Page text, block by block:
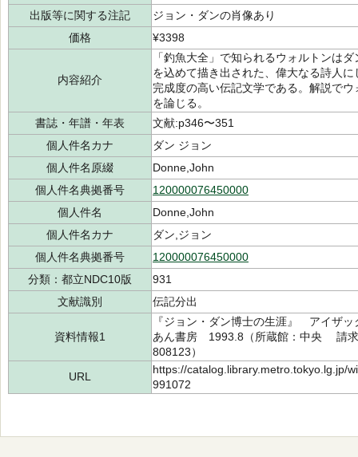
出版等に関する注記
ジョン・ダンの肖像あり
価格
¥3398
内容紹介
「釣魚大全」で知られるウォルトンは
を込めて描き出された、偉大なる詩人
完成度の高い伝記文学である。解説で
を論じる。
書誌・年譜・年表
文献:p346〜351
個人件名カナ
ダン ジョン
個人件名原綴
Donne,John
個人件名典拠番号
120000076450000
個人件名
Donne,John
個人件名カナ
ダン,ジョン
個人件名典拠番号
120000076450000
分類：都立NDC10版
931
文献識別
伝記分出
資料情報1
『ジョン・ダン博士の生涯』 アイザ
あん書房 1993.8（所蔵館：中央 請
808123）
URL
https://catalog.library.metro.tokyo.lg.jp/
991072